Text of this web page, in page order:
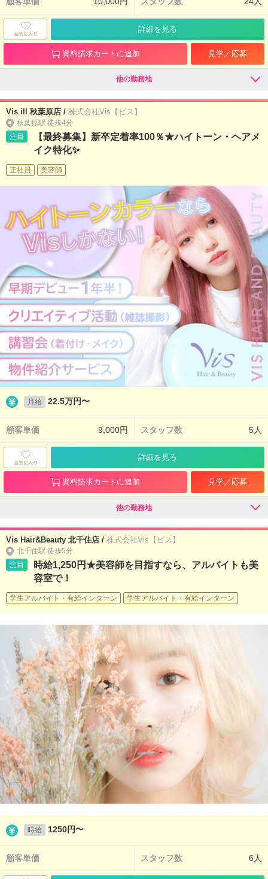
詳細を見る
資料請求カートに追加 見学／応募
他の勤務地
Vis ill 秋葉原店 / 株式会社Vis【ビス】
秋葉原駅 徒歩4分
注目
【最終募集】新卒定着率100％★ハイトーン・ヘアメ
イク特化✨
正社員 美容師
月給 22.5万円〜
顧客単価 9,000円 スタッフ数 5人
詳細を見る
資料請求カートに追加 見学／応募
他の勤務地
Vis Hair&Beauty 北千住店 / 株式会社Vis【ビス】
北千住駅 徒歩5分
注目
時給1,250円★美容師を目指すなら、アルバイトも美
容室で！
学生アルバイト・有給インターン 学生アルバイト・有給インターン
時給 1250円〜
顧客単価 スタッフ数 6人